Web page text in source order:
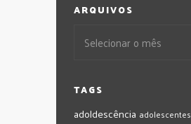
ARQUIVOS
TAGS
adoldescência adolescentes